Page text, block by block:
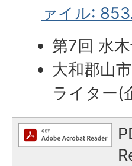
ァイル:
第7回 水
大和郡山
ライター(